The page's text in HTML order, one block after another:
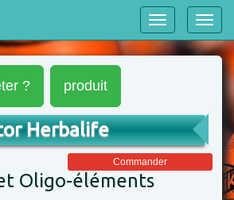
? produit
Herbalife
Commander
Oligo-éléments